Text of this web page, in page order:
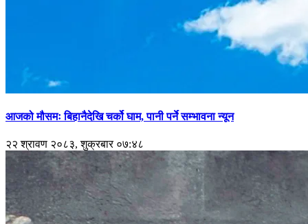
आजको मौसमः बिहानैदेखि चर्को घाम, पानी पर्ने सम्भावना न्यून
२२ श्रावण २०८३, शुक्रबार ०७:४८